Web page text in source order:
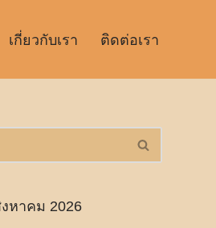
เกี่ยวกับเรา ติดต่อเรา
หาคม 2026